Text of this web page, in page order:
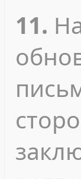
11.